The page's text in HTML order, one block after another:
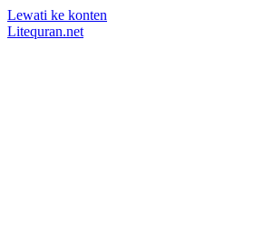
Lewati ke konten
Litequran.net